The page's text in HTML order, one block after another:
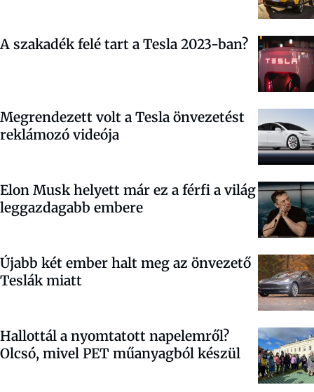
A szakadék felé tart a Tesla 2023-ban?
Megrendezett volt a Tesla önvezetést
reklámozó videója
Elon Musk helyett már ez a férfi a világ
leggazdagabb embere
Újabb két ember halt meg az önvezető
Teslák miatt
Hallottál a nyomtatott napelemről?
Olcsó, mivel PET műanyagból készül